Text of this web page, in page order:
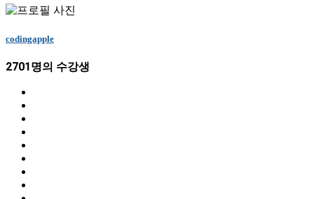
codingapple
2701명의 수강생